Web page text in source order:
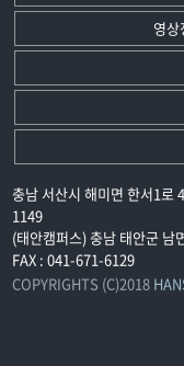
영
충남 서산시 해미면 한서1
1149
(태안캠퍼스) 충남 태안군
FAX : 041-671-6129
COPYRIGHTS (C)2018